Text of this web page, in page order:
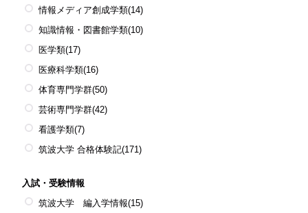
情報メディア創成学類(14)
知識情報・図書館学類(10)
医学類(17)
医療科学類(16)
体育専門学群(50)
芸術専門学群(42)
看護学類(7)
筑波大学 合格体験記(171)
入試・受験情報
筑波大学 編入学情報(15)